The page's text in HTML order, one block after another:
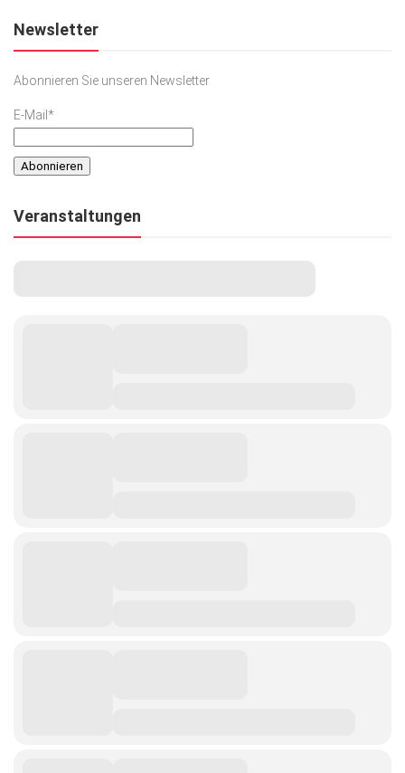
Newsletter
Abonnieren Sie unseren Newsletter
E-Mail*
Veranstaltungen